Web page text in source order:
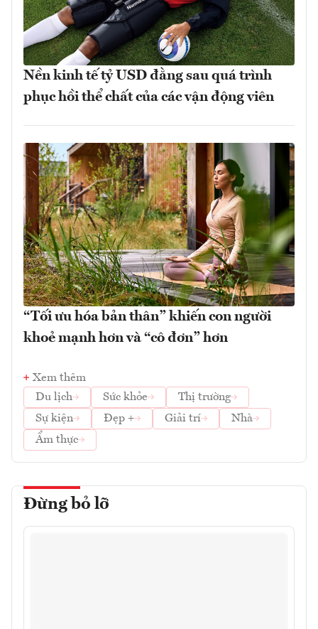
Nền kinh tế tỷ USD đằng sau quá trình
phục hồi thể chất của các vận động viên
“Tối ưu hóa bản thân” khiến con người
khoẻ mạnh hơn và “cô đơn” hơn
Xem thêm
Du lịch
Sức khỏe
Thị trường
Sự kiện
Đẹp + Giải trí
Nhà
Ẩm thực
Đừng bỏ lỡ